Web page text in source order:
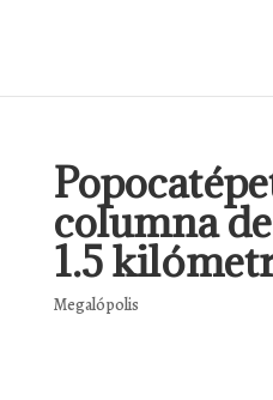
columna
1.5
Megalópolis